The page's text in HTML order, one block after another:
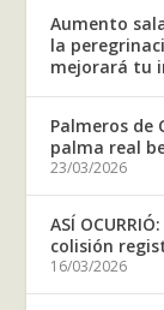
Aumento
la
mejorará tu
Palmeros de
palma real
23/03/2026
ASÍ
colisión
16/03/2026